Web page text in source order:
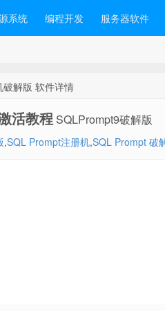
系统 编程开发 服务器软件
解版 软件详情
活教程 SQLPrompt9破解版
,SQL Prompt注册机,SQL Prompt 破